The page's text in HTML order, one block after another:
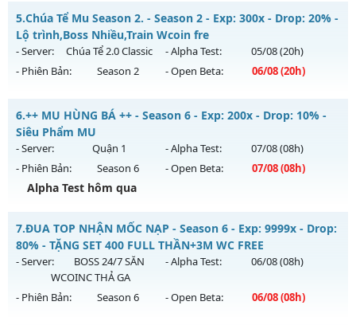
Thể loại: Mu Nguyên bản Webzen
Antihack: XShield
ĐUA TOP NHẬN MỐC NẠP - TẶNG SET 400 FULL THẦN+3M
WC FREE
Mu mới ra tháng 08 2026 - Mở máy chủ
BOSS 24/7 SĂN
WCOINC THẢ GAvào 13h ngày 07/08/2626
Kiểu reset: Reset In Game
Thể loại: Mu Nguyên bản Webzen
Antihack: KHÔNG THỂ HACK
5.Chúa Tể Mu Season 2. - Season 2 - Exp: 300x - Drop: 20% -
Lộ trình,Boss Nhiều,Train Wcoin fre
- Server: Chúa Tể 2.0 Classic - Alpha Test: 05/08(20h)
- Phiên Bản:
Season 2 - Open Beta: 06/08(20h)
Chúa Tể Mu Season 2. - Lộ trình,Boss Nhiều,Train Wcoin fre
Mu mới ra tháng 08 2026 - Mở máy chủ
vào 20h ngày 06/08/2626
Exp: 300x - Drop: 20%
Kiểu reset: Reset In Game
Thể loại: Mu Nguyên bản Webzen
Antihack: antihack
6.++ MU HÙNG BÁ ++ - Season 6 - Exp: 200x - Drop: 10% -
Siêu Phẩm MU
- Server: Quận 1 - Alpha Test: 07/08(08h)
- Phiên Bản:
Season 6 - Open Beta: 07/08(08h)
Alpha Test hôm qua
++ MU HÙNG BÁ ++ - Siêu Phẩm MU
Mu mới ra tháng 08 2026 - Mở máy chủQuận 1
ngày 07/08/2626
Exp: 200x - Drop: 10%
7.ĐUA TOP NHẬN MỐC NẠP - Season 6 - Exp: 9999x - Drop:
80% - TẶNG SET 400 FULL THẦN+3M WC FREE
- Server:
BOSS 24/7 SĂN
WCOINC THẢ GA
- Alpha Test: 06/08(08h)
- Phiên Bản: Season 6 - Open Beta: 06/08(08h)